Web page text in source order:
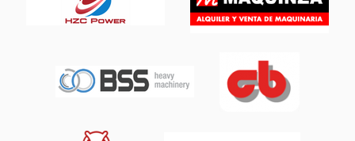
κατάσταση Dcjdpfeup R Uuex Aicek * Άμεσα έτοιμο για χρήση